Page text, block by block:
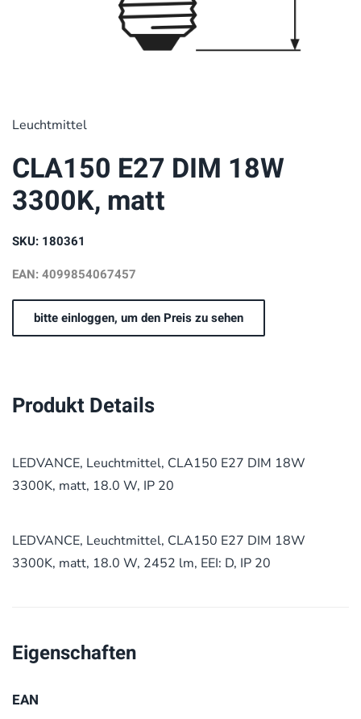
Leuchtmittel
CLA150 E27 DIM 18W
3300K, matt
SKU: 180361
EAN: 4099854067457
bitte einloggen, um den Preis zu sehen
Produkt Details
LEDVANCE, Leuchtmittel, CLA150 E27 DIM 18W
3300K, matt, 18.0 W, IP 20
LEDVANCE, Leuchtmittel, CLA150 E27 DIM 18W
3300K, matt, 18.0 W, 2452 lm, EEI: D, IP 20
Eigenschaften
EAN